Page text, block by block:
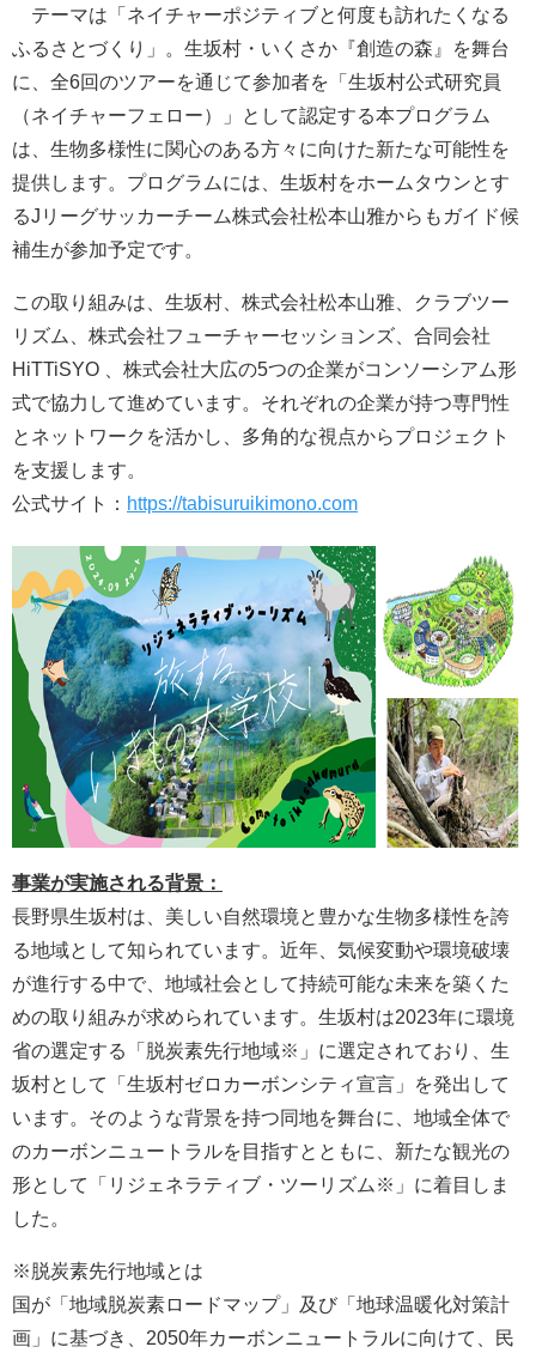
テーマは「ネイチャーポジティブと何度も訪れたくなる
ふるさとづくり」。生坂村・いくさか『創造の森』を舞台
に、全6回のツアーを通じて参加者を「生坂村公式研究員
（ネイチャーフェロー）」として認定する本プログラム
は、生物多様性に関心のある方々に向けた新たな可能性を
提供します。プログラムには、生坂村をホームタウンとす
るJリーグサッカーチーム株式会社松本山雅からもガイド候
補生が参加予定です。
この取り組みは、生坂村、株式会社松本山雅、クラブツー
リズム、株式会社フューチャーセッションズ、合同会社
HiTTiSYO 、株式会社大広の5つの企業がコンソーシアム形
式で協力して進めています。それぞれの企業が持つ専門性
とネットワークを活かし、多角的な視点からプロジェクト
を支援します。
公式サイト： https://tabisuruikimono.com
事業が実施される背景：
長野県生坂村は、美しい自然環境と豊かな生物多様性を誇
る地域として知られています。近年、気候変動や環境破壊
が進行する中で、地域社会として持続可能な未来を築くた
めの取り組みが求められています。生坂村は2023年に環境
省の選定する「脱炭素先行地域※」に選定されており、生
坂村として「生坂村ゼロカーボンシティ宣言」を発出して
います。そのような背景を持つ同地を舞台に、地域全体で
のカーボンニュートラルを目指すとともに、新たな観光の
形として「リジェネラティブ・ツーリズム※」に着目しま
した。
※脱炭素先行地域とは
国が「地域脱炭素ロードマップ」及び「地球温暖化対策計
画」に基づき、2050年カーボンニュートラルに向けて、民